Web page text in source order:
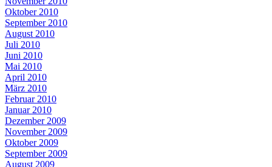
Oktober 2010
September 2010
August 2010
Juli 2010
Juni 2010
Mai 2010
April 2010
März 2010
Februar 2010
Januar 2010
Dezember 2009
November 2009
Oktober 2009
September 2009
August 2009